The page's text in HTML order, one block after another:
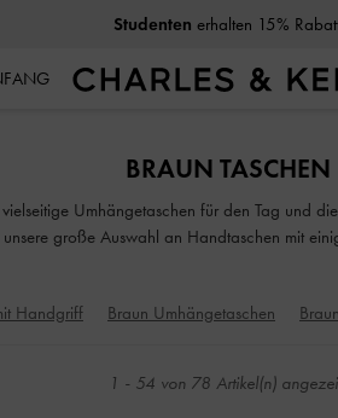
Studenten erhalten 15%
BRAUN TASCHEN
Umhängetaschen für den Tag und
große Auswahl an Handtaschen mit
Handgriff Braun Umhängetaschen
1 - 54 von 78 Artikel(n)